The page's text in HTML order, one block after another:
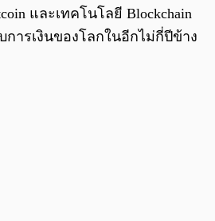
และเทคโนโลยี Blockchain
การเงินของโลกในอีกไม่กี่ปีข้าง